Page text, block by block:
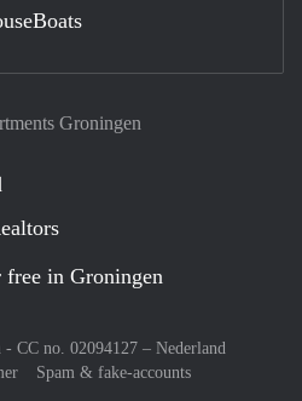
Groningen
in Groningen
CC no. 02094127 – Nederland
Spam & fake-accounts